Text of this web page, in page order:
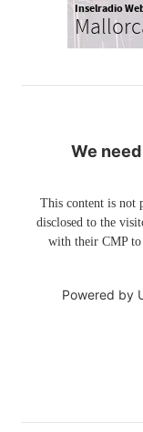
Inselradio
We
This content is not
disclosed to the
with their CMP to
Powered by